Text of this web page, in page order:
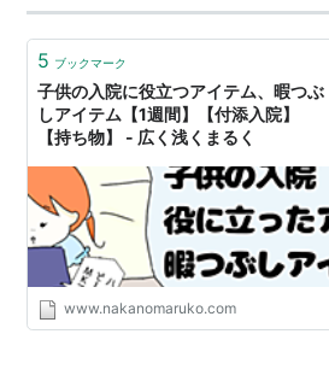
5 ブックマーク
子供の入院に役立つアイテム、暇つぶ
しアイテム【1週間】【付添入院】
【持ち物】 - 広く浅くまるく
www.nakanomaruko.com